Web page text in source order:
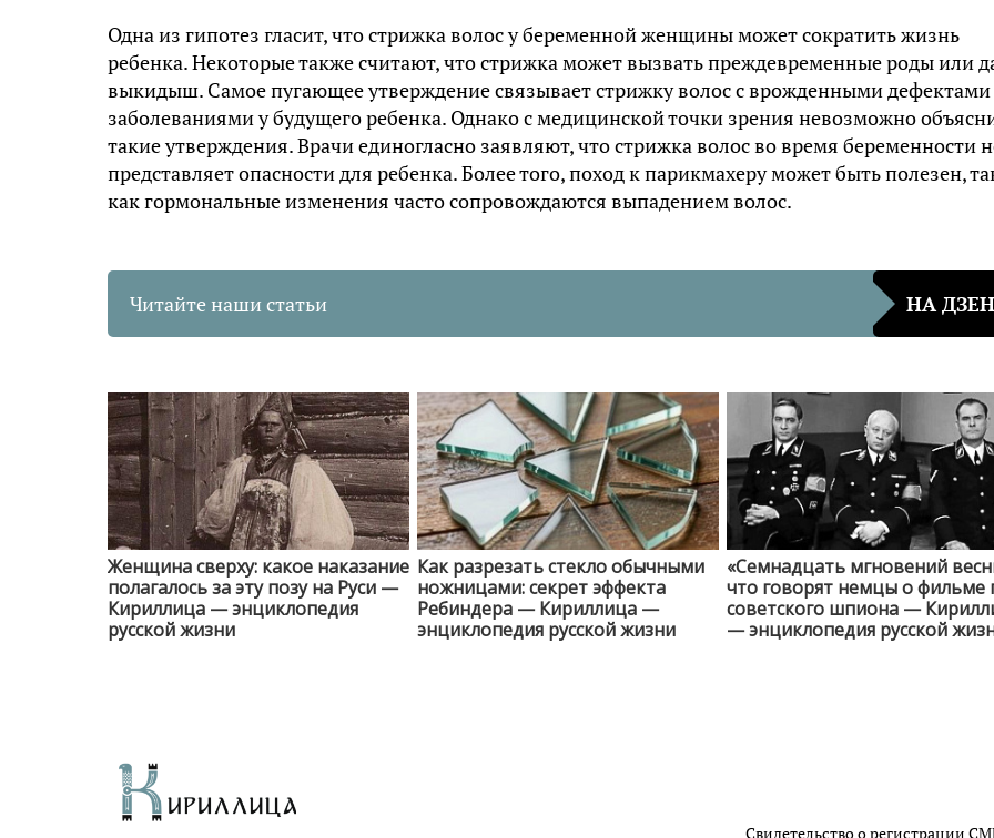
Одна из гипотез гласит, что стрижка волос у беременной женщины может сократить жизнь
ребенка. Некоторые также считают, что стрижка может вызвать преждевременные роды или
выкидыш. Самое пугающее утверждение связывает стрижку волос с врожденными
заболеваниями у будущего ребенка. Однако с медицинской точки зрения невозможно
такие утверждения. Врачи единогласно заявляют, что стрижка волос во время беременности
представляет опасности для ребенка. Более того, поход к парикмахеру может быть полезен,
как гормональные изменения часто сопровождаются выпадением волос.
Читайте наши статьи НА ДЗЕН
Женщина сверху: какое наказание
полагалось за эту позу на Руси —
Кириллица — энциклопедия
русской жизни
Как разрезать стекло обычными
ножницами: секрет эффекта
Ребиндера — Кириллица —
энциклопедия русской жизни
«Семнадцать мгновений
что говорят немцы о фильме
советского шпиона —
— энциклопедия русской
Свидетельство о регистрации